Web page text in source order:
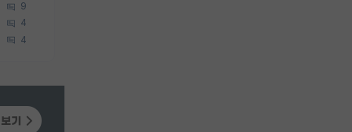
9
4
4